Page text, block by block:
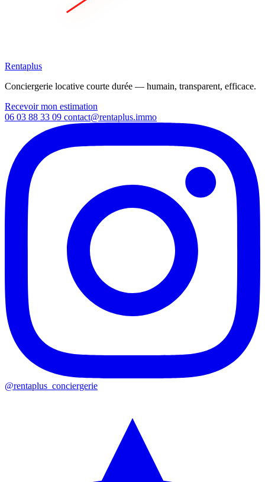
Rentaplus
Conciergerie locative courte durée — humain, transparent, efficace.
Recevoir mon estimation
06 03 88 33 09 contact@rentaplus.immo
@rentaplus_conciergerie